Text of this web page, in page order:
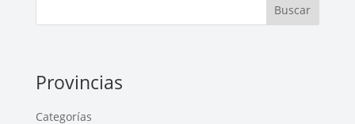
Buscar
Provincias
Categorías